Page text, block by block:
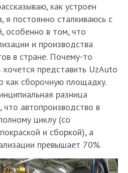
как устроен
я постоянно сталкиваюсь с
особенно в том, что
и производства
в стране. Почему-то
представить UzAuto
как сборочную площадку.
разница
автопроизводство в
циклу (со
и сборкой), а
превышает 70%.